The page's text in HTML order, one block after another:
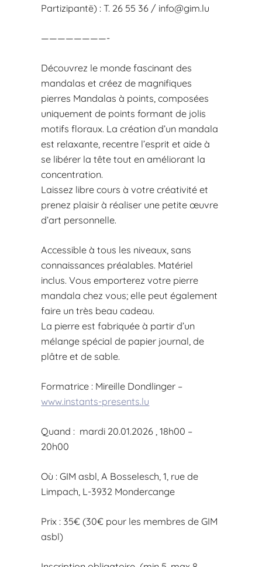
Partizipantë) : T. 26 55 36 / info@gim.lu
————————-
Découvrez le monde fascinant des
mandalas et créez de magnifiques
pierres Mandalas à points, composées
uniquement de points formant de jolis
motifs floraux. La création d’un mandala
est relaxante, recentre l’esprit et aide à
se libérer la tête tout en améliorant la
concentration.
Laissez libre cours à votre créativité et
prenez plaisir à réaliser une petite œuvre
d’art personnelle.
Accessible à tous les niveaux, sans
connaissances préalables. Matériel
inclus. Vous emporterez votre pierre
mandala chez vous; elle peut également
faire un très beau cadeau.
La pierre est fabriquée à partir d’un
mélange spécial de papier journal, de
plâtre et de sable.
Formatrice : Mireille Dondlinger –
www.instants-presents.lu
Quand : mardi 20.01.2026 , 18h00 –
20h00
Où : GIM asbl, A Bosselesch, 1, rue de
Limpach, L-3932 Mondercange
Prix : 35€ (30€ pour les membres de GIM
asbl)